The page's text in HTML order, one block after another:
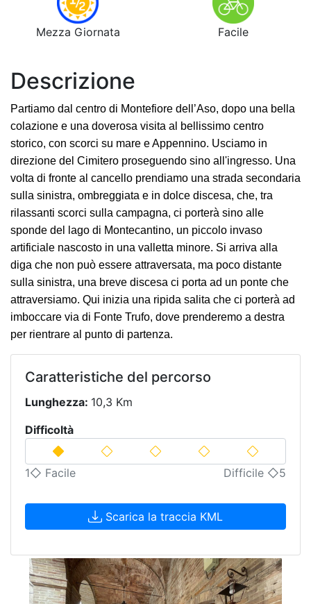
Mezza Giornata Facile
Descrizione
Partiamo dal centro di Montefiore dell’Aso, dopo una bella
colazione e una doverosa visita al bellissimo centro
storico, con scorci su mare e Appennino. Usciamo in
direzione del Cimitero proseguendo sino all'ingresso. Una
volta di fronte al cancello prendiamo una strada secondaria
sulla sinistra, ombreggiata e in dolce discesa, che, tra
rilassanti scorci sulla campagna, ci porterà sino alle
sponde del lago di Montecantino, un piccolo invaso
artificiale nascosto in una valletta minore. Si arriva alla
diga che non può essere attraversata, ma poco distante
sulla sinistra, una breve discesa ci porta ad un ponte che
attraversiamo. Qui inizia una ripida salita che ci porterà ad
imboccare via di Fonte Trufo, dove prenderemo a destra
per rientrare al punto di partenza.
Caratteristiche del percorso
Lunghezza: 10,3 Km
Difficoltà
1◇ Facile Difficile ◇5
Scarica la traccia KML